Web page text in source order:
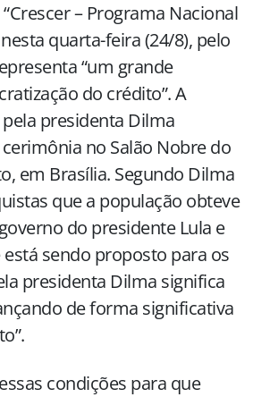
– Programa Nacional
quarta-feira (24/8), pelo
“um grande
do crédito”. A
presidenta Dilma
no Salão Nobre do
em Brasília. Segundo Dilma
que a população obteve
do presidente Lula e
sendo proposto para os
presidenta Dilma significa
de forma significativa
condições para que